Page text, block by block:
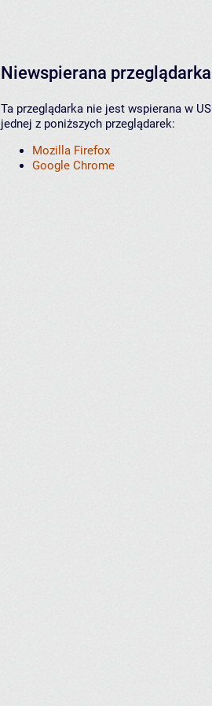
Niewspierana przeglądarka
Ta przeglądarka nie jest wspierana w
jednej z poniższych przeglądarek:
Mozilla Firefox
Google Chrome